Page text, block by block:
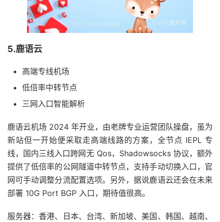
5.鹿语云
高端专线机场
低倍率中转节点
三网入口智能解析
鹿语云机场 2024 年开业，由老牌专业运营团队操盘，虽为
新站但一开始便采取走高端线路的方案，全节点 IEPL 专
线，国内三线入口跨网无 Qos，Shadowsocks 协议，额外
提供了低倍率的公网隧道中转节点，支持手动切换入口，官
网可手动调整分流配置选项。另外，据说鹿语云还会在未来
部署 10G Port BGP 入口，期待值很高。
服务器：香港、日本、台湾、新加坡、美国、韩国、越南、